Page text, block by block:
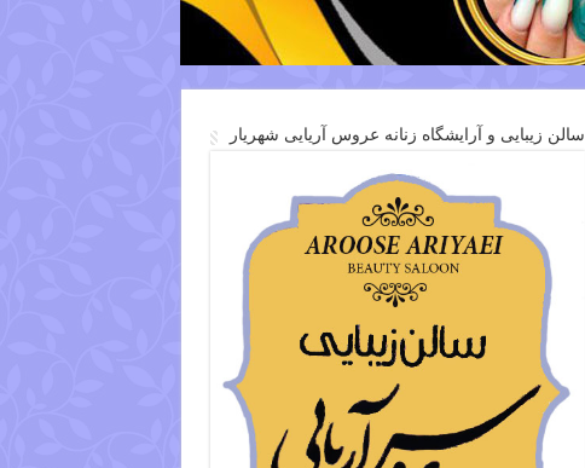
سالن زیبایی و آرایشگاه زنانه عروس آریایی شهریار